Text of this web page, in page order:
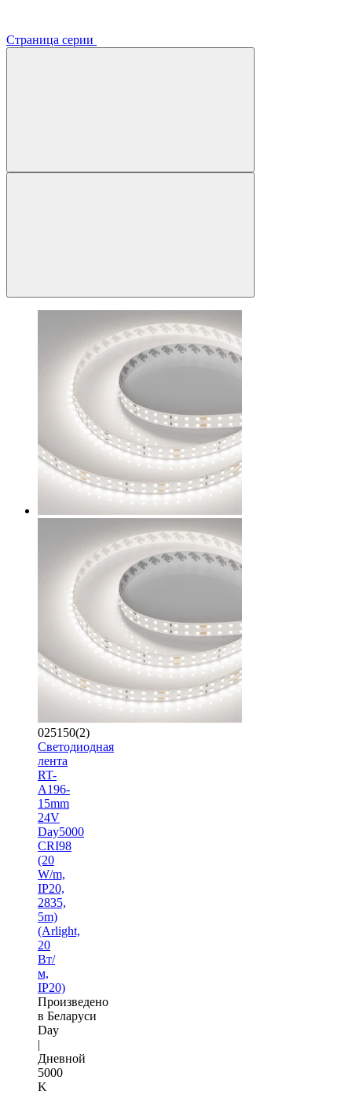
Страница серии
025150(2)
Светодиодная
лента
RT-
A196-
15mm
24V
Day5000
CRI98
(20
W/m,
IP20,
2835,
5m)
(Arlight,
20
Вт/
м,
IP20)
Произведено
в Беларуси
Day
|
Дневной
5000
K